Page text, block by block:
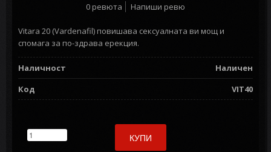
0 ревюта Напиши ревю
Vitara 20 (Vardenafil) повишава сексуалната ви мощ и
спомага за по-здрава ерекция.
Наличност
Наличен
Код
VIT40
КУПИ